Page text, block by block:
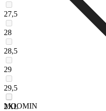
27,5
28
28,5
29
29,5
2XL
MOOMIN